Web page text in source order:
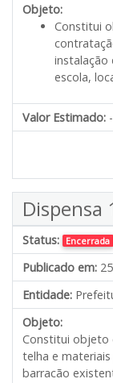
Objeto:
Constitui
instalação
escola,
Valor Estimado:
Dispensa
Status: Encerrada
Publicado em:
Entidade:
Objeto:
Constitui objeto
telha e
barracão